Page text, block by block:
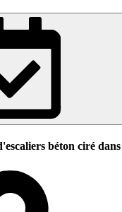
béton ciré